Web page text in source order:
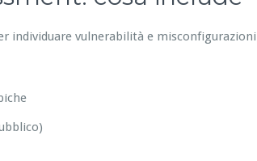
individuare vulnerabilità e